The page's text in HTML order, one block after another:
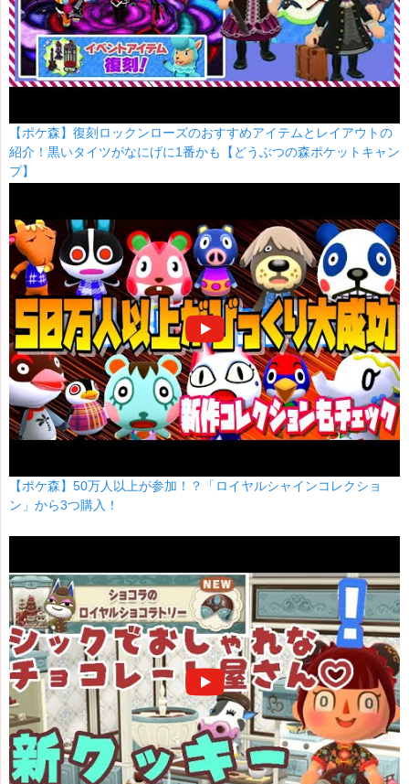
【ポケ森】復刻ロックンローズのおすすめアイテムとレイアウトの
紹介！黒いタイツがなにげに1番かも【どうぶつの森ポケットキャン
プ】
【ポケ森】50万人以上が参加！？「ロイヤルシャインコレクショ
ン」から3つ購入！